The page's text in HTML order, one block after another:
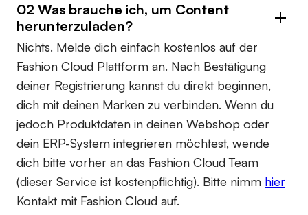
02 Was brauche ich, um Content
herunterzuladen?
Nichts. Melde dich einfach kostenlos auf der
Fashion Cloud Plattform an. Nach Bestätigung
deiner Registrierung kannst du direkt beginnen,
dich mit deinen Marken zu verbinden. Wenn du
jedoch Produktdaten in deinen Webshop oder
dein ERP-System integrieren möchtest, wende
dich bitte vorher an das Fashion Cloud Team
(dieser Service ist kostenpflichtig). Bitte nimm hier
Kontakt mit Fashion Cloud auf.